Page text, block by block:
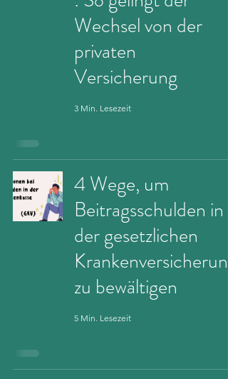
Wechsel von der
privaten
Versicherung
3 Min. Lesezeit
4 Wege, um
Beitragsschulden in
der gesetzlichen
Krankenversicherung
zu bewältigen
5 Min. Lesezeit